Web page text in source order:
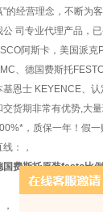
"的经营理念，不断为
公 司专业代理产品，
阿斯卡，美国派克
、德国费斯托
基恩士 KEYENCE、
交货期非常有优势,大量
，质保一年！假一
线：，
国费斯托原装festo比
，